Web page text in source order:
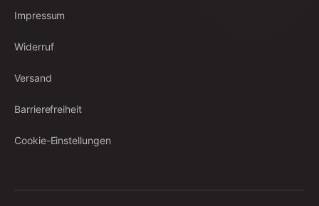
Impressum
Widerruf
Versand
Barrierefreiheit
Cookie-Einstellungen